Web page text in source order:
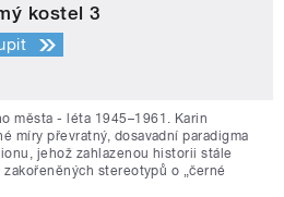
kostel 3
města - léta 1945–1961. Karin
míry převratný, dosavadní paradigma
jehož zahlazenou historii stále
stereotypů o „černé